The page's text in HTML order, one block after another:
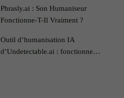
Phrasly.ai : Son Humaniseur
Fonctionne-T-Il Vraiment ?
Outil d’humanisation IA
d’Undetectable.ai : fonctionne-t-